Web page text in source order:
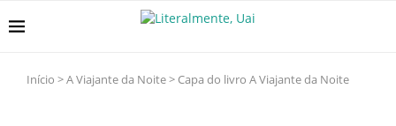
Início >A Viajante da Noite> Capa do livro A Viajante da Noite